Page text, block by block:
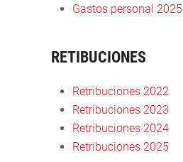
Gastos personal 2025
RETIBUCIONES
Retribuciones 2022
Retribuciones 2023
Retribuciones 2024
Retribuciones 2025